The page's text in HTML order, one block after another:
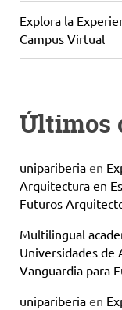
Explora la
Campus Virtual
Últimos
unipariberia en
Arquitectura en
Futuros
Multilingual
Universidades de
Vanguardia para
unipariberia en